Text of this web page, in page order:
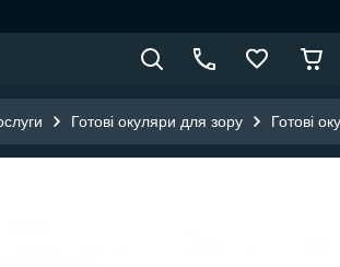
Готові окуляри для зору Готові